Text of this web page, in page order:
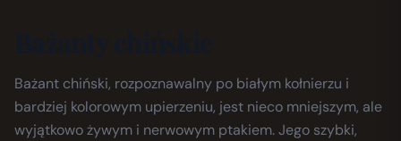
Bażant chiński, rozpoznawalny po białym kołnierzu i
bardziej kolorowym upierzeniu, jest nieco mniejszym, ale
wyjątkowo żywym i nerwowym ptakiem. Jego szybki,